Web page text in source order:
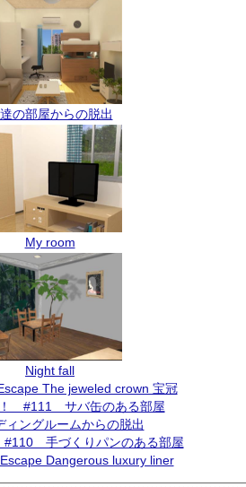
の部屋からの脱出
My room
Night fall
The jeweled crown 宝冠
！ #111 サバ缶のある部屋
ィングルームからの脱出
手づくりパンのある部屋
Dangerous luxury liner